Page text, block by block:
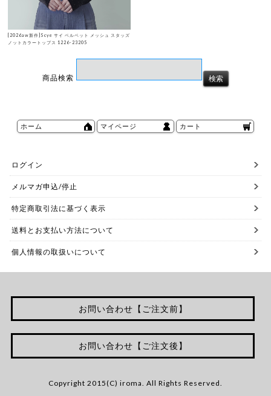
[2026aw新作]Scye サイ ベルベット メッシュ スタッズ
ノットカラートップス 1226-23205
商品検索
ホーム マイページ カート
ログイン
メルマガ申込/停止
特定商取引法に基づく表示
送料とお支払い方法について
個人情報の取扱いについて
お問い合わせ【ご注文前】
お問い合わせ【ご注文後】
Copyright 2015(C) iroma. All Rights Reserved.